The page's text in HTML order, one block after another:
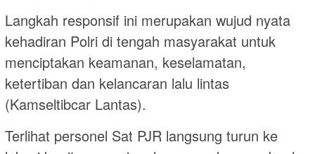
Langkah responsif ini merupakan wujud nyata
kehadiran Polri di tengah masyarakat untuk
menciptakan keamanan, keselamatan,
ketertiban dan kelancaran lalu lintas
(Kamseltibcar Lantas).
Terlihat personel Sat PJR langsung turun ke